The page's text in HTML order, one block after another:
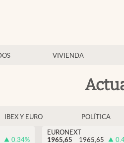
VIVIENDA
IBEX Y EURO POLÍTICA
0.34%
EURONEXT
1965,65
1965,65